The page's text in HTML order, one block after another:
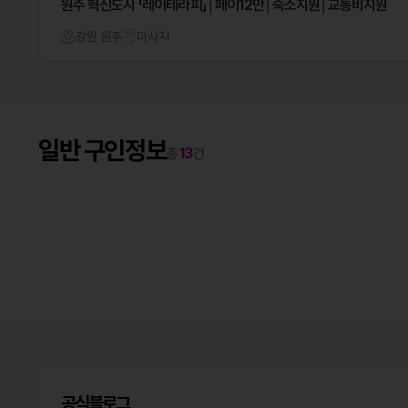
원주 혁신도시 「레이테라피」│페이12만│숙소지원│교통비지원
강원 원주 마사지
일반 구인정보총13건
공식블로그